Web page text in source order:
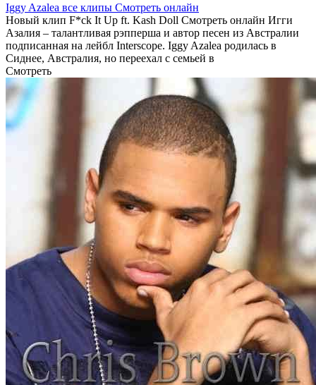
Iggy Azalea все клипы Смотреть онлайн
Новый клип F*ck It Up ft. Kash Doll Смотреть онлайн Игги
Азалия – талантливая рэпперша и автор песен из Австралии
подписанная на лейбл Interscope. Iggy Azalea родилась в
Сиднее, Австралия, но переехал с семьей в
Смотреть